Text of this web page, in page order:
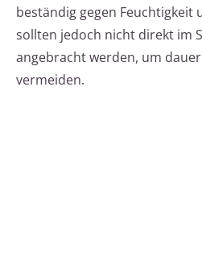
beständig gegen Feuchtigkeit
sollten jedoch nicht direkt im
angebracht werden, um
vermeiden.